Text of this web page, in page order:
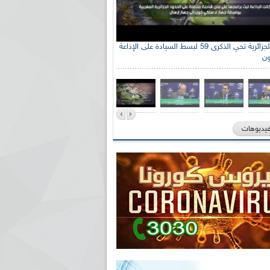
الوطنية الجزائرية للتضامن مع الشعب
السيد سعيد العياشي